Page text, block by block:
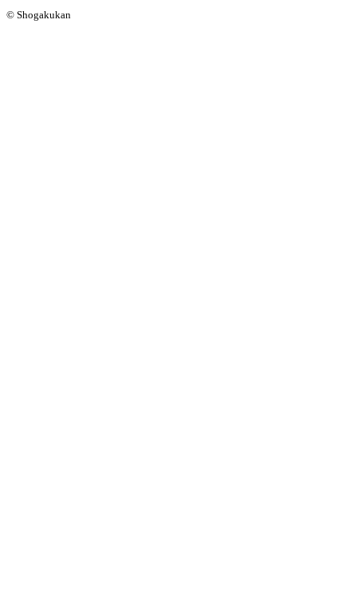
© Shogakukan